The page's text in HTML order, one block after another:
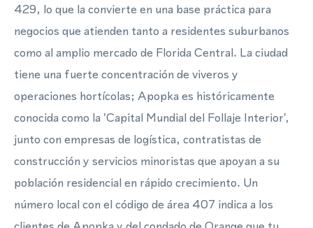
429, lo que la convierte en una base práctica para
negocios que atienden tanto a residentes suburbanos
como al amplio mercado de Florida Central. La ciudad
tiene una fuerte concentración de viveros y
operaciones hortícolas; Apopka es históricamente
conocida como la 'Capital Mundial del Follaje Interior',
junto con empresas de logística, contratistas de
construcción y servicios minoristas que apoyan a su
población residencial en rápido crecimiento. Un
número local con el código de área 407 indica a los